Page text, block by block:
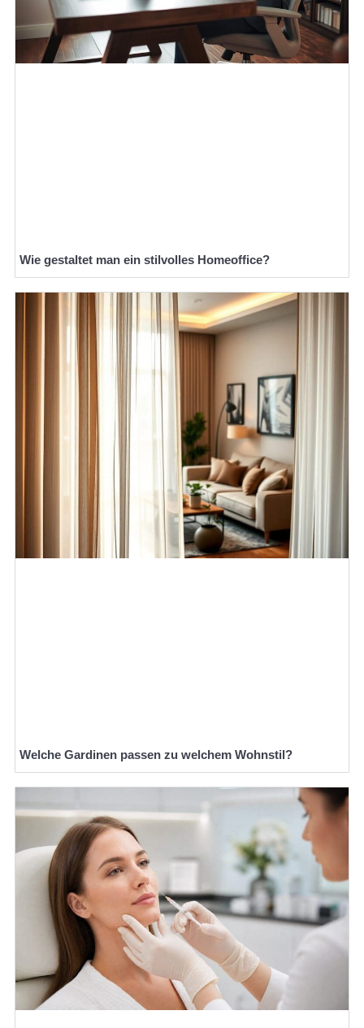
Wie gestaltet man ein stilvolles Homeoffice?
Welche Gardinen passen zu welchem Wohnstil?